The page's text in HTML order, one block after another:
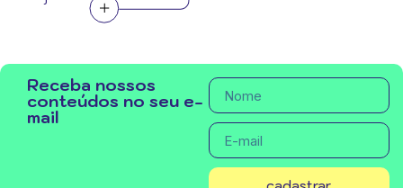
Receba nossos
conteúdos no seu e-
mail